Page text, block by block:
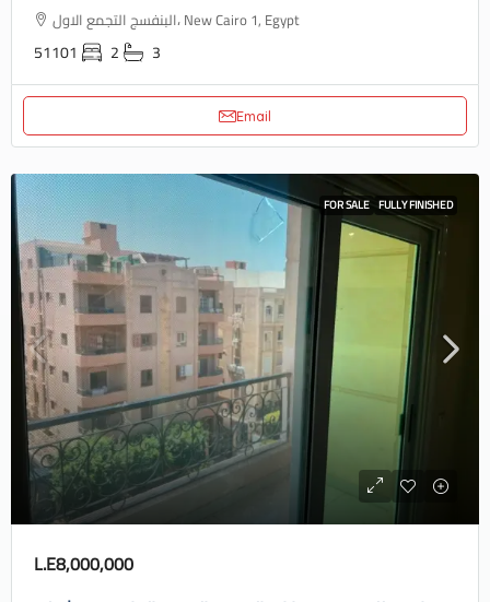
البنفسج التجمع الاول، New Cairo 1, Egypt
51101 2 3
Email
FOR SALE FULLY FINISHED
L.E8,000,000